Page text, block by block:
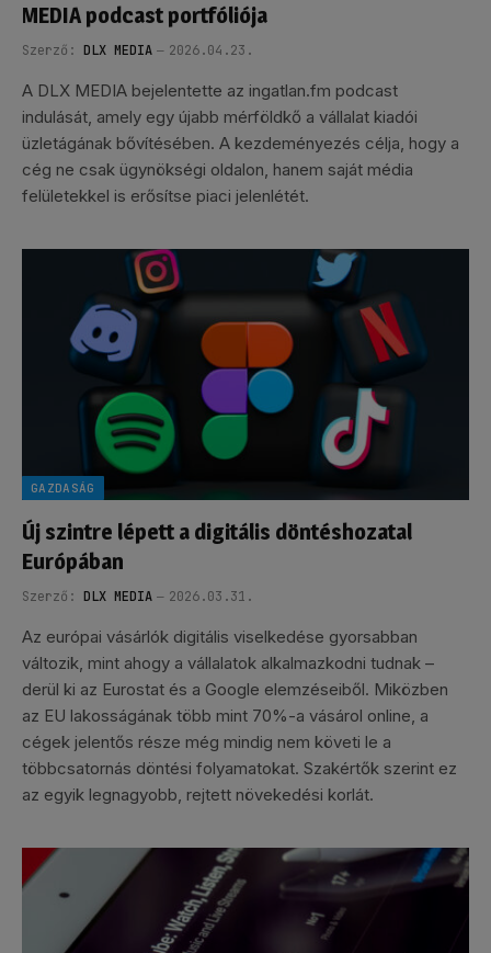
MEDIA podcast portfóliója
Szerző: DLX MEDIA 2026.04.23.
A DLX MEDIA bejelentette az ingatlan.fm podcast
indulását, amely egy újabb mérföldkő a vállalat kiadói
üzletágának bővítésében. A kezdeményezés célja, hogy a
cég ne csak ügynökségi oldalon, hanem saját média
felületekkel is erősítse piaci jelenlétét.
GAZDASÁG
Új szintre lépett a digitális döntéshozatal
Európában
Szerző: DLX MEDIA 2026.03.31.
Az európai vásárlók digitális viselkedése gyorsabban
változik, mint ahogy a vállalatok alkalmazkodni tudnak –
derül ki az Eurostat és a Google elemzéseiből. Miközben
az EU lakosságának több mint 70%-a vásárol online, a
cégek jelentős része még mindig nem követi le a
többcsatornás döntési folyamatokat. Szakértők szerint ez
az egyik legnagyobb, rejtett növekedési korlát.